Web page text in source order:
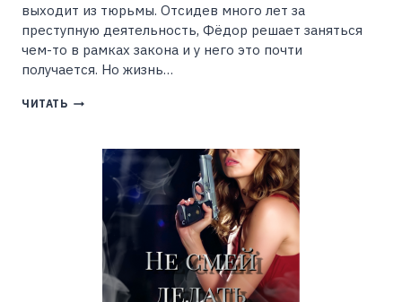
выходит из тюрьмы. Отсидев много лет за
преступную деятельность, Фёдор решает заняться
чем-то в рамках закона и у него это почти
получается. Но жизнь…
ЧИТАТЬ БОСС
ПРИДУ
(МАРИАННА